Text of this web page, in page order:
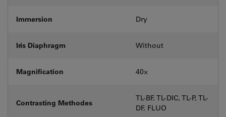
Immersion Dry
Iris Diaphragm Without
Magnification 40⨉
Contrasting Methodes
TL-BF, TL-DIC, TL-P, TL-
DF, FLUO